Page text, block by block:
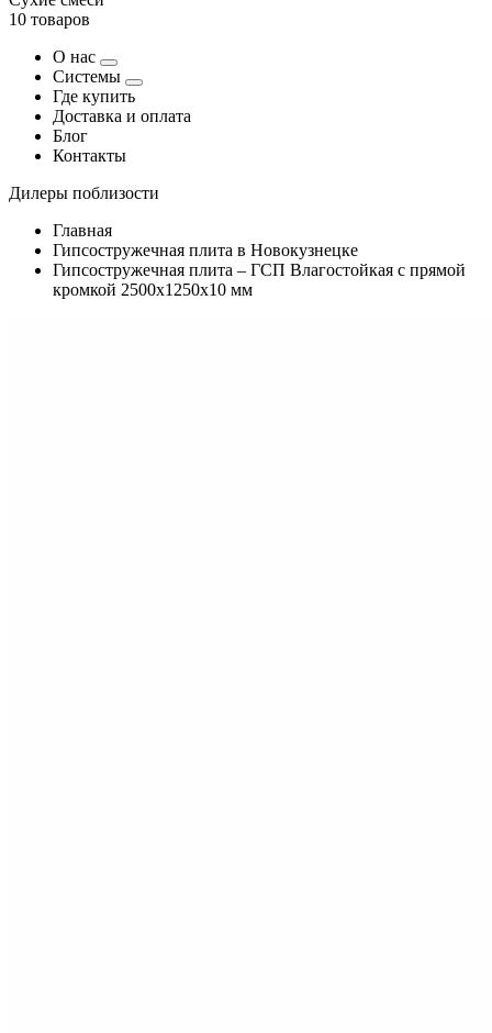
10 товаров
О нас
Системы
Где купить
Доставка и оплата
Блог
Контакты
Дилеры поблизости
Главная
Гипсостружечная плита в Новокузнецке
Гипсостружечная плита – ГСП Влагостойкая с прямой
кромкой 2500х1250х10 мм